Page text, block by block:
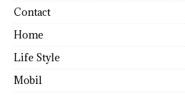
Contact
Home
Life Style
Mobil